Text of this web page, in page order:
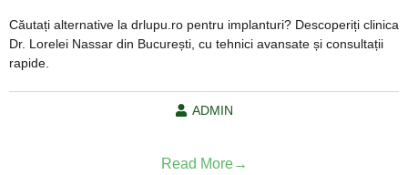
Căutați alternative la drlupu.ro pentru implanturi? Descoperiți clinica
Dr. Lorelei Nassar din București, cu tehnici avansate și consultații
rapide.
ADMIN
Read More